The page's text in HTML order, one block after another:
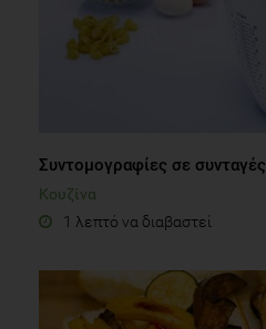
Συντομογραφίες σε συνταγές
Κουζίνα
1 λεπτό να διαβαστεί